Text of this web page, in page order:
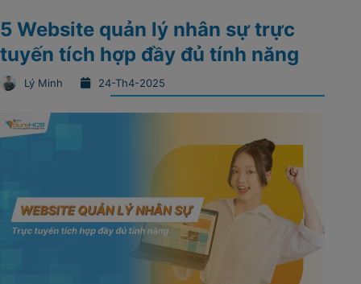
5 Website quản lý nhân sự​ trực
tuyến tích hợp đầy đủ tính năng
Lý Minh 24-Th4-2025